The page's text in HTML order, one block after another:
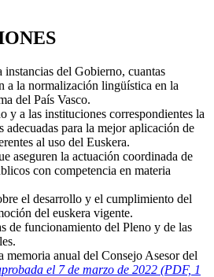
instancias del Gobierno, cuantas
a la normalización lingüística en la
del País Vasco.
y a las instituciones correspondientes la
adecuadas para la mejor aplicación de
al uso del Euskera.
aseguren la actuación coordinada de
con competencia en materia
el desarrollo y el cumplimiento del
del euskera vigente.
de funcionamiento del Pleno y de las
memoria anual del Consejo Asesor del
el 7 de marzo de 2022 (PDF, 1